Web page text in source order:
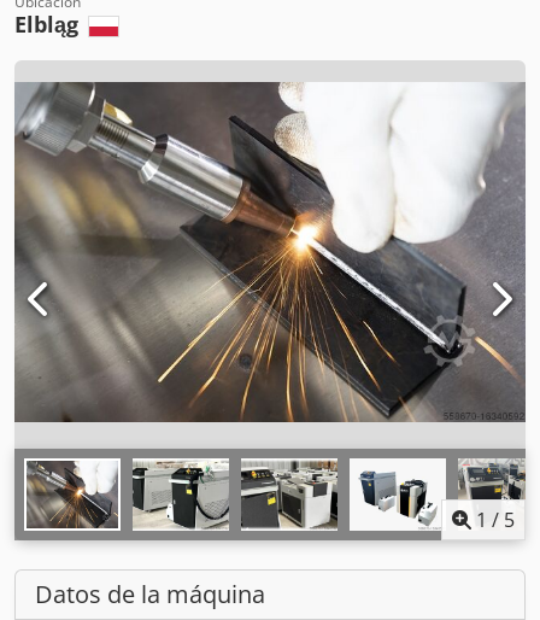
Elbląg
1 / 5
Datos de la máquina